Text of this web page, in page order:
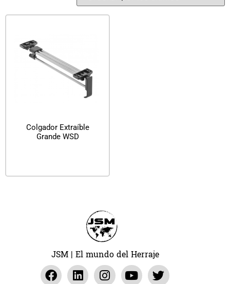
Colgador Extraíble
Grande WSD
JSM | El mundo del Herraje